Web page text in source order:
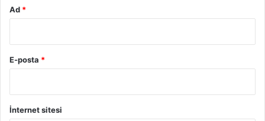
Ad *
E-posta *
İnternet sitesi